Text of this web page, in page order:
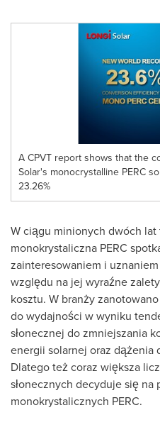
A CPVT report shows that the
Solar's monocrystalline PERC
23.26%
W ciągu minionych dwóch
monokrystaliczna PERC
zainteresowaniem i
względu na jej wyraźne
kosztu. W branży
do wydajności w wyniku
słonecznej do zmniejszania
energii solarnej oraz dążenia
Dlatego też coraz większa
słonecznych decyduje się
monokrystalicznych PERC.